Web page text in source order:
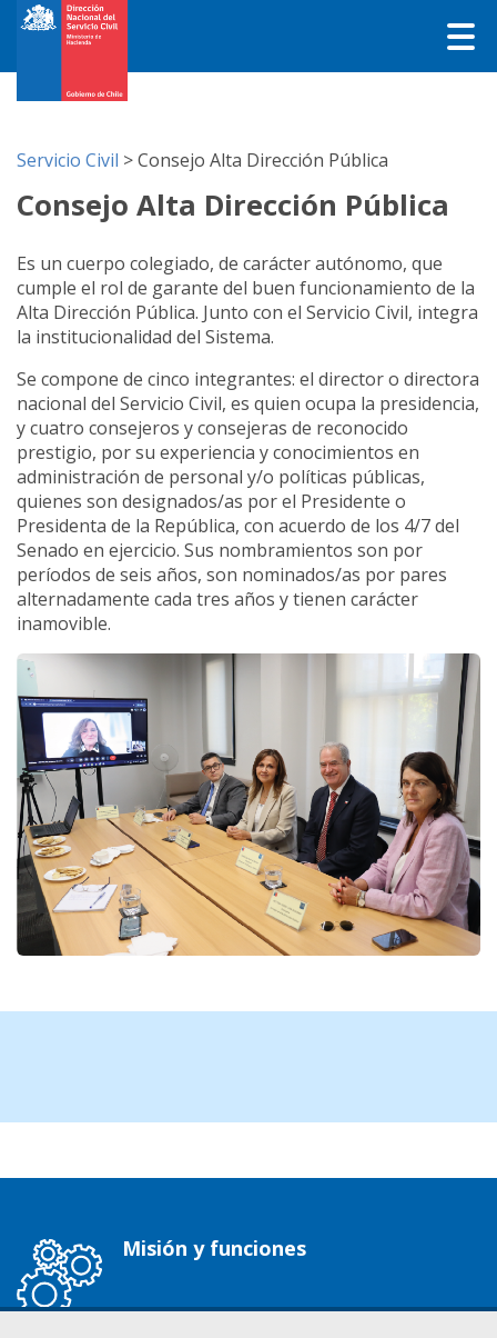
Servicio Civil >Consejo Alta Dirección Pública
Consejo Alta Dirección Pública
Es un cuerpo colegiado, de carácter autónomo, que
cumple el rol de garante del buen funcionamiento de la
Alta Dirección Pública. Junto con el Servicio Civil, integra
la institucionalidad del Sistema.
Se compone de cinco integrantes: el director o directora
nacional del Servicio Civil, es quien ocupa la presidencia,
y cuatro consejeros y consejeras de reconocido
prestigio, por su experiencia y conocimientos en
administración de personal y/o políticas públicas,
quienes son designados/as por el Presidente o
Presidenta de la República, con acuerdo de los 4/7 del
Senado en ejercicio. Sus nombramientos son por
períodos de seis años, son nominados/as por pares
alternadamente cada tres años y tienen carácter
inamovible.
Misión y funciones